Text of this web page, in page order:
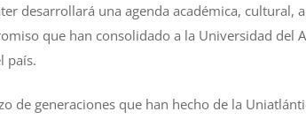
desarrollará una agenda académica, cultural,
que han consolidado a la Universidad del
país.
de generaciones que han hecho de la